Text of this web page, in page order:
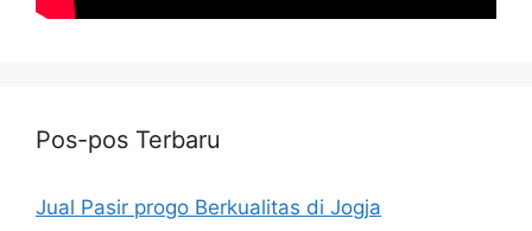
Pos-pos Terbaru
Jual Pasir progo Berkualitas di Jogja